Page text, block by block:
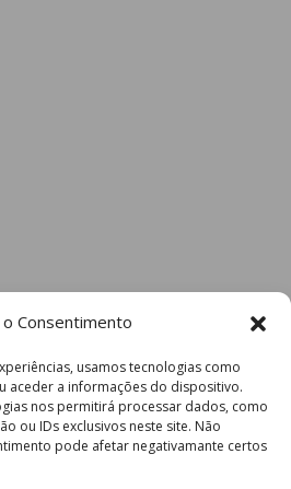
Consentimento
usamos tecnologias como
aceder a informações do dispositivo.
nos permitirá processar dados, como
ou IDs exclusivos neste site. Não
pode afetar negativamante certos